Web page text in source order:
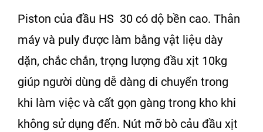
Piston của đầu HS 30 có dộ bền cao. Thân
máy và puly được làm bằng vật liệu dày
dặn, chắc chắn, trọng lượng đầu xịt 10kg
giúp người dùng dễ dàng di chuyển trong
khi làm việc và cất gọn gàng trong kho khi
không sử dụng đến. Nút mỡ bò cảu đầu xịt